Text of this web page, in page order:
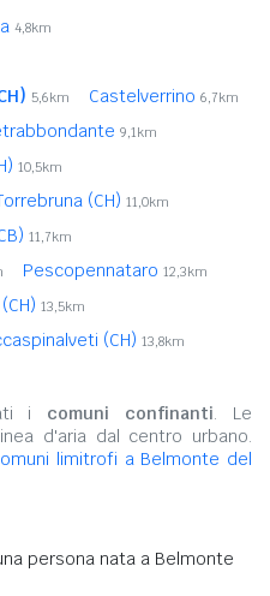
4,8km
5,6km Castelverrino 6,7km
9,1km
10,5km
(CH) 11,0km
11,7km
Pescopennataro 12,3km
13,5km
(CH) 13,8km
i comuni confinanti. Le
d'aria dal centro urbano.
limitrofi a Belmonte del
persona nata a Belmonte